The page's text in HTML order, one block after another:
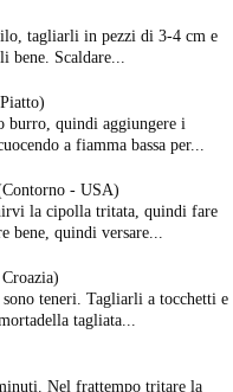
tagliarli in pezzi di 3-4 cm e
Scaldare...
burro, quindi aggiungere i
a fiamma bassa per...
- USA)
la cipolla tritata, quindi fare
bene, quindi versare...
teneri. Tagliarli a tocchetti e
tagliata...
Nel frattempo tritare la